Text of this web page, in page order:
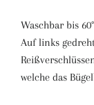
Waschbar bis
Auf links
welche das